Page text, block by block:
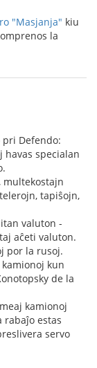
"Masjanja" kiu
la
pri Defendo:
havas specialan
multekostajn
tapiŝojn,
valuton -
aĉeti valuton.
por la rusoj.
kun
de la
kamionoj
rabaĵo estas
servo